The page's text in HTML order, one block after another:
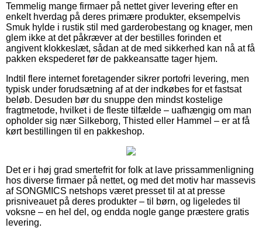
Temmelig mange firmaer på nettet giver levering efter en
enkelt hverdag på deres primære produkter, eksempelvis
Smuk hylde i rustik stil med garderobestang og knager, men
glem ikke at det påkræver at der bestilles forinden et
angivent klokkeslæt, sådan at de med sikkerhed kan nå at få
pakken ekspederet før de pakkeansatte tager hjem.
Indtil flere internet foretagender sikrer portofri levering, men
typisk under forudsætning af at der indkøbes for et fastsat
beløb. Desuden bør du snuppe den mindst kostelige
fragtmetode, hvilket i de fleste tilfælde – uafhængig om man
opholder sig nær Silkeborg, Thisted eller Hammel – er at få
kørt bestillingen til en pakkeshop.
Det er i høj grad smertefrit for folk at lave prissammenligning
hos diverse firmaer på nettet, og med det motiv har massevis
af SONGMICS netshops været presset til at at presse
prisniveauet på deres produkter – til børn, og ligeledes til
voksne – en hel del, og endda nogle gange præstere gratis
levering.